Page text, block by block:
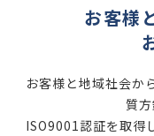
お客様
お客様と地域社会か
質方
ISO9001認証を取得